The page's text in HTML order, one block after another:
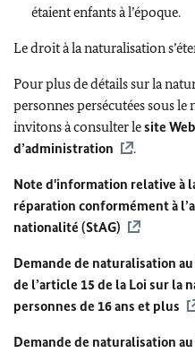
étaient enfants à l’époque.
Le droit à la naturalisation
Pour plus de détails sur la
personnes persécutées sous
invitons à consulter lesite
d’administration
.
Note d'information relative à
réparation conformément à
nationalité (StAG)
Demande de naturalisation
de l’article 15 de la Loi sur la
personnes de 16 ans et plus
Demande de naturalisation